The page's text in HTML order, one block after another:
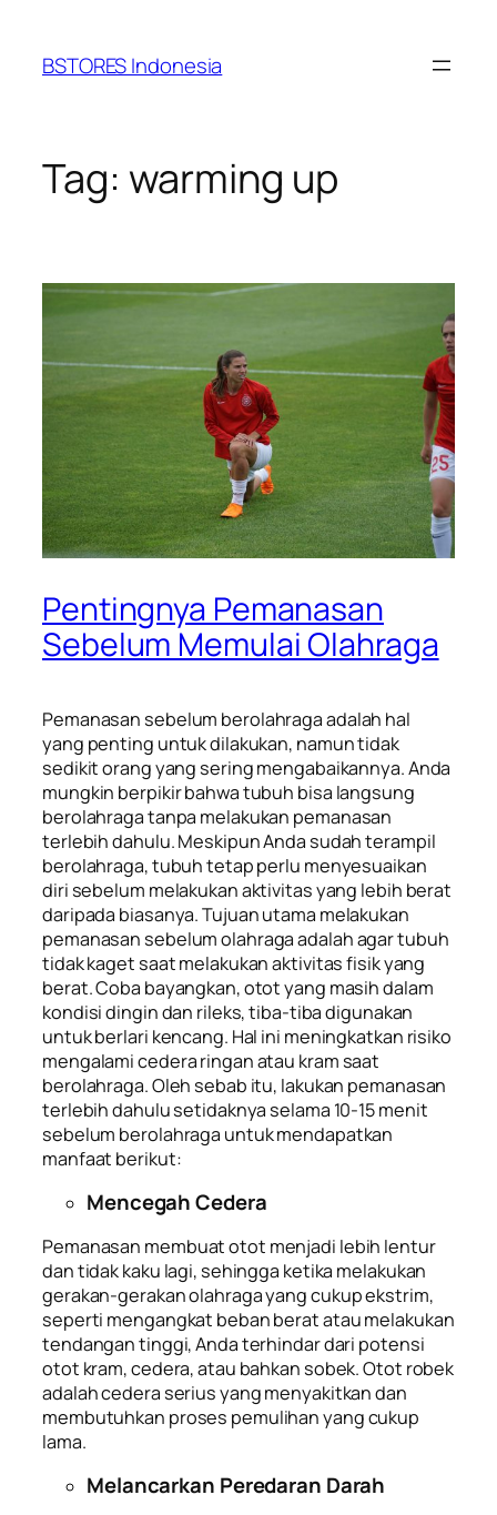
konten
BSTORES Indonesia
Tag: warming up
Pentingnya Pemanasan
Sebelum Memulai Olahraga
Pemanasan sebelum berolahraga adalah hal
yang penting untuk dilakukan, namun tidak
sedikit orang yang sering mengabaikannya. Anda
mungkin berpikir bahwa tubuh bisa langsung
berolahraga tanpa melakukan pemanasan
terlebih dahulu. Meskipun Anda sudah terampil
berolahraga, tubuh tetap perlu menyesuaikan
diri sebelum melakukan aktivitas yang lebih berat
daripada biasanya. Tujuan utama melakukan
pemanasan sebelum olahraga adalah agar tubuh
tidak kaget saat melakukan aktivitas fisik yang
berat. Coba bayangkan, otot yang masih dalam
kondisi dingin dan rileks, tiba-tiba digunakan
untuk berlari kencang. Hal ini meningkatkan risiko
mengalami cedera ringan atau kram saat
berolahraga. Oleh sebab itu, lakukan pemanasan
terlebih dahulu setidaknya selama 10-15 menit
sebelum berolahraga untuk mendapatkan
manfaat berikut:
Mencegah Cedera
Pemanasan membuat otot menjadi lebih lentur
dan tidak kaku lagi, sehingga ketika melakukan
gerakan-gerakan olahraga yang cukup ekstrim,
seperti mengangkat beban berat atau melakukan
tendangan tinggi, Anda terhindar dari potensi
otot kram, cedera, atau bahkan sobek. Otot robek
adalah cedera serius yang menyakitkan dan
membutuhkan proses pemulihan yang cukup
lama.
Melancarkan Peredaran Darah